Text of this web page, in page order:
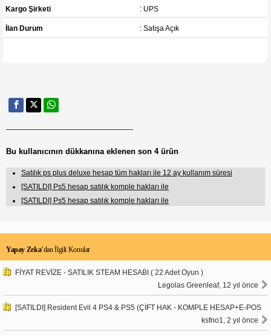
Kargo Şirketi : UPS
İlan Durum : Satışa Açık
Bu kullanıcının dükkanına eklenen son 4 ürün
Satılık ps plus deluxe hesap tüm hakları ile 12 ay kullanım süresi
[SATILDI] Ps5 hesap satılık komple hakları ile
[SATILDI] Ps5 hesap satılık komple hakları ile
Yapay Zeka’dan İlgili Konular
FİYAT REVİZE - SATILIK STEAM HESABI ( 22 Adet Oyun )
Legolas Greenleaf, 12 yıl önce
[SATILDI] Resident Evil 4 PS4 & PS5 (ÇİFT HAK - KOMPLE HESAP+E-POS
ksfno1, 2 yıl önce